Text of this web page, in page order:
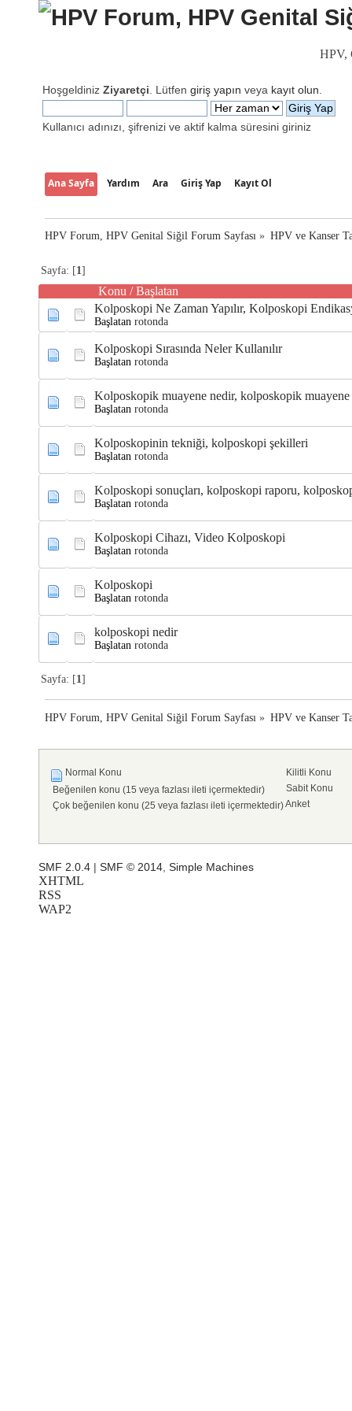
HPV,
Hoşgeldiniz Ziyaretçi . Lütfen giriş yapın veya kayıt olun
Kullanıcı adınızı, şifrenizi ve aktif kalma süresini giriniz
Ana Sayfa Yardım Ara Giriş Yap Kayıt Ol
HPV Forum, HPV Genital Siğil Forum Sayfası » HPV ve Kanser
Sayfa: [1]
Konu /Başlatan
Kolposkopi Ne Zaman Yapılır, Kolposkopi
Başlatan rotonda
Kolposkopi Sırasında Neler Kullanılır
Başlatan rotonda
Kolposkopik muayene nedir, kolposkopik muayene
Başlatan rotonda
Kolposkopinin tekniği, kolposkopi şekilleri
Başlatan rotonda
Kolposkopi sonuçları, kolposkopi raporu,
Başlatan rotonda
Kolposkopi Cihazı, Video Kolposkopi
Başlatan rotonda
Kolposkopi
Başlatan rotonda
kolposkopi nedir
Başlatan rotonda
Sayfa: [1]
HPV Forum, HPV Genital Siğil Forum Sayfası » HPV ve Kanser
Normal Konu
Beğenilen konu (15 veya fazlası ileti içermektedir)
Çok beğenilen konu (25 veya fazlası ileti içermektedir)
Kilitli Konu
Sabit Konu
Anket
SMF 2.0.4 SMF © 2014 Simple Machines
XHTML
RSS
WAP2